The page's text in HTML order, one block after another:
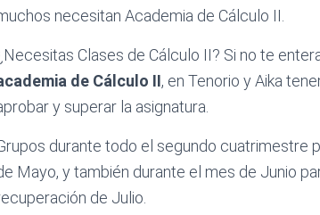
necesitan Academia de Cálculo II.
Clases de Cálculo II? Si no te
de Cálculo II, en Tenorio y Aika
y superar la asignatura.
durante todo el segundo cuatrimestre
Mayo, y también durante el mes de Junio
de Julio.